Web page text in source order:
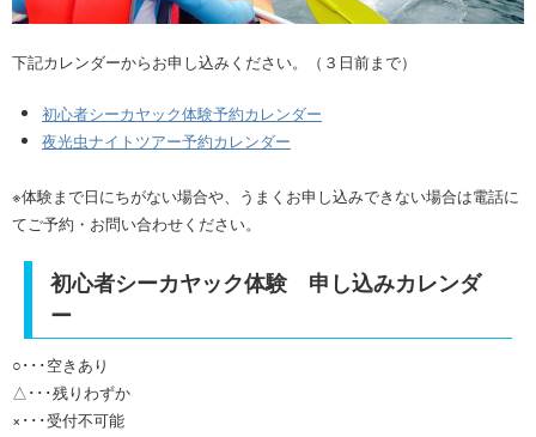
下記カレンダーからお申し込みください。（３日前まで）
初心者シーカヤック体験予約カレンダー
夜光虫ナイトツアー予約カレンダー
※体験まで日にちがない場合や、うまくお申し込みできない場合は電話に
てご予約・お問い合わせください。
初心者シーカヤック体験 申し込みカレンダ
ー
○･･･空きあり
△･･･残りわずか
×･･･受付不可能